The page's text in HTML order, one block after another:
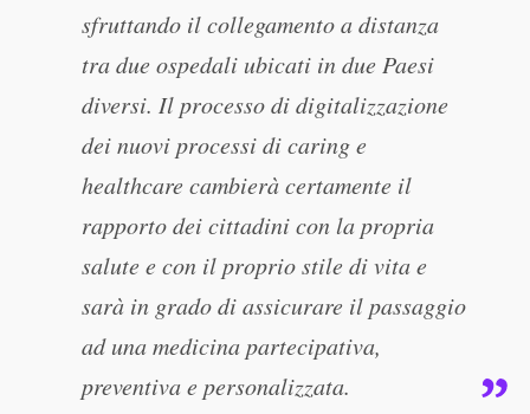
sfruttando il collegamento a distanza
tra due ospedali ubicati in due Paesi
diversi. Il processo di digitalizzazione
dei nuovi processi di caring e
healthcare cambierà certamente il
rapporto dei cittadini con la propria
salute e con il proprio stile di vita e
sarà in grado di assicurare il passaggio
ad una medicina partecipativa,
preventiva e personalizzata.